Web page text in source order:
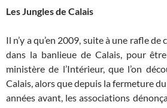
Les Jungles de Calais
Il n’y a qu’en 2009, suite à une rafle
dans la banlieue de Calais, pour
ministère de l’Intérieur, que l’on
Calais, alors que depuis la fermeture
années avant, les associations